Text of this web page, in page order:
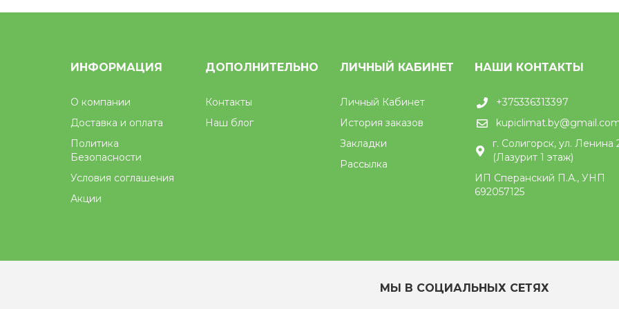
ИНФОРМАЦИЯ
О компании
Доставка и оплата
Политика
Безопасности
Условия соглашения
Акции
ДОПОЛНИТЕЛЬНО
Контакты
Наш блог
ЛИЧНЫЙ КАБИНЕТ
Личный Кабинет
История заказов
Закладки
Рассылка
НАШИ КОНТАКТЫ
+375336313397
г. Солигорск, ул. Ленина
(Лазурит 1 этаж)
ИП Сперанский П.А., УНП
692057125
МЫ В СОЦИАЛЬНЫХ СЕТЯХ